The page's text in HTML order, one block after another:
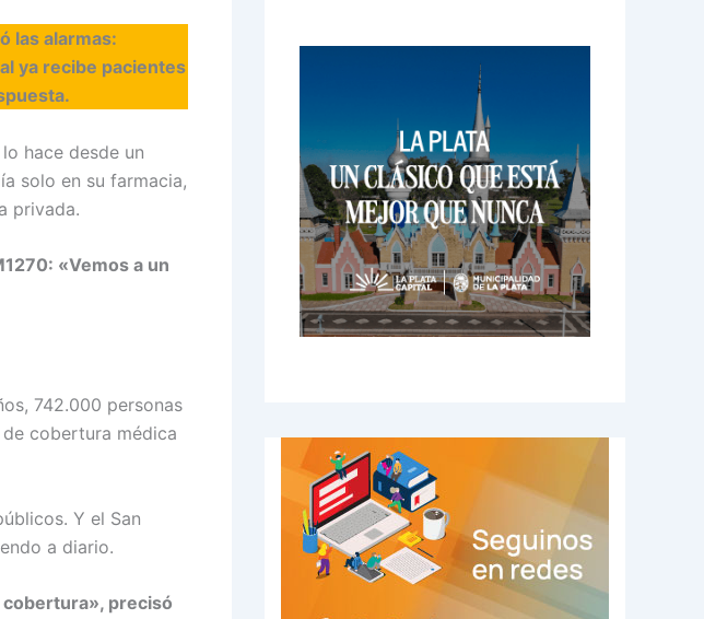
las alarmas:
ya recibe pacientes
hace desde un
solo en su farmacia,
privada.
«Vemos a un
742.000 personas
cobertura médica
Y el San
a diario.
cobertura», precisó